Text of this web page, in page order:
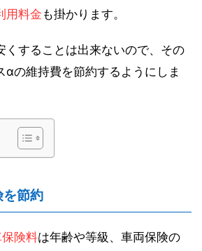
用料金 も掛かります。
くすることは出来ないので、その
αの維持費を節約するようにしま
を節約
険料は年齢や等級、車両保険の